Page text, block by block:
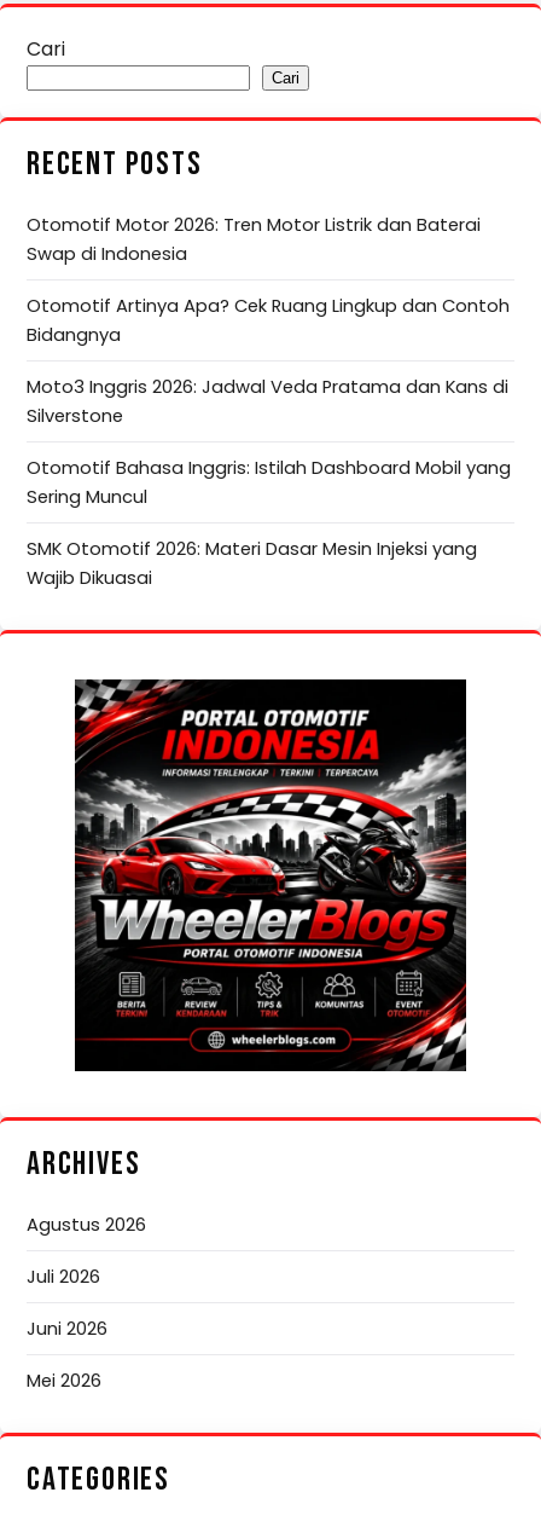
Cari
Cari
RECENT POSTS
Otomotif Motor 2026: Tren Motor Listrik dan Baterai
Swap di Indonesia
Otomotif Artinya Apa? Cek Ruang Lingkup dan Contoh
Bidangnya
Moto3 Inggris 2026: Jadwal Veda Pratama dan Kans di
Silverstone
Otomotif Bahasa Inggris: Istilah Dashboard Mobil yang
Sering Muncul
SMK Otomotif 2026: Materi Dasar Mesin Injeksi yang
Wajib Dikuasai
ARCHIVES
Agustus 2026
Juli 2026
Juni 2026
Mei 2026
CATEGORIES